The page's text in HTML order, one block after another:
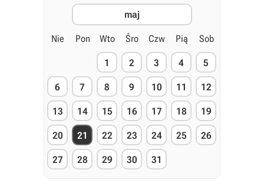
maj
Nie Pon Wto Śro Czw Pią Sob
1 2 3 4 5
6 7 8 9 10 11 12
13 14 15 16 17 18 19
20 21 22 23 24 25 26
27 28 29 30 31